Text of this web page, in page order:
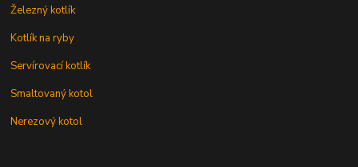
Železný kotlík
Kotlík na ryby
Servírovací kotlík
Smaltovaný kotol
Nerezový kotol